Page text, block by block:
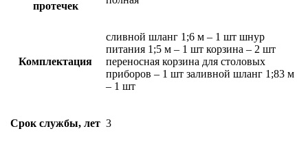
протечек
Комплектация
сливной шланг 1;6 м – 1 шт шнур
питания 1;5 м – 1 шт корзина – 2 шт
переносная корзина для столовых
приборов – 1 шт заливной шланг 1;83 м
– 1 шт
Срок службы, лет 3